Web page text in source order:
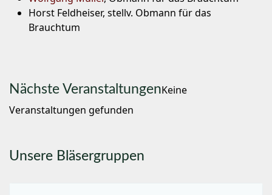
Horst Feldheiser, stellv. Obmann für das
Brauchtum
Nächste VeranstaltungenKeine
Veranstaltungen gefunden
Unsere Bläsergruppen